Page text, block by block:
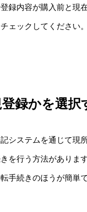
録内容が購入前と現
ェックしてください
録かを選択
システムを通じて現
を行う方法がありま
手続きのほうが簡単